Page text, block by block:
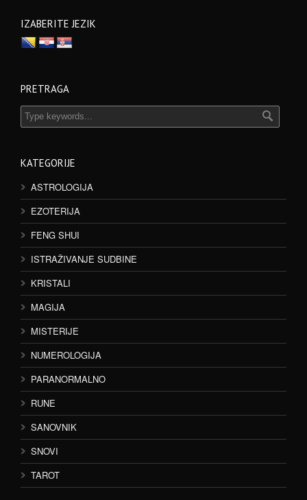
IZABERITE JEZIK
PRETRAGA
KATEGORIJE
ASTROLOGIJA
EZOTERIJA
FENG SHUI
ISTRAŽIVANJE SUDBINE
KRISTALI
MAGIJA
MISTERIJE
NUMEROLOGIJA
PARANORMALNO
RUNE
SANOVNIK
SNOVI
TAROT